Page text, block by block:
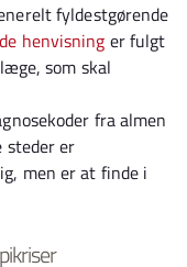
fyldestgørende
henvisning er fulgt
som skal
fra almen
steder er
men er at finde i